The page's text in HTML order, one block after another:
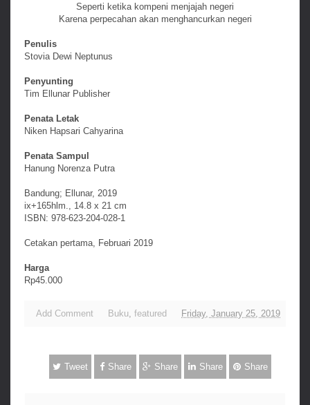
Seperti ketika kompeni menjajah negeri
Karena perpecahan akan menghancurkan negeri
Penulis
Stovia Dewi Neptunus
Penyunting
Tim Ellunar Publisher
Penata Letak
Niken Hapsari Cahyarina
Penata Sampul
Hanung Norenza Putra
Bandung; Ellunar, 2019
ix+165hlm., 14.8 x 21 cm
ISBN: 978-623-204-028-1
Cetakan pertama, Februari 2019
Harga
Rp45.000
Add Comment Buku featured Friday, January 25, 2019
Tweet Share Share Share Share